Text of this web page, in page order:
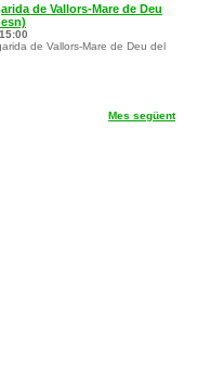
de Vallors-Mare de Deu
de Vallors-Mare de Deu del
Mes següent